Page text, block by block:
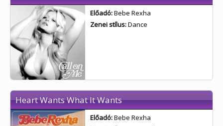
Előadó:Bebe Rexha
Zenei stílus:Dance
Heart Wants What It Wants
Előadó:Bebe Rexha